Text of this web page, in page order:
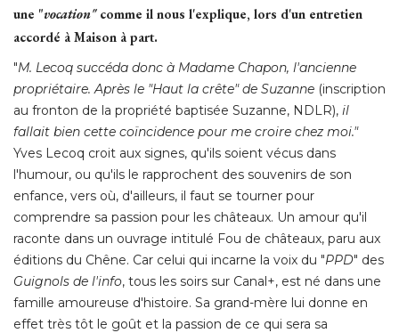
une "vocation"comme il nous l'explique, lors d'un entretien
accordé à Maison à part.
"M. Lecoq succéda donc à Madame Chapon, l'ancienne
propriétaire. Après le "Haut la crête" de Suzanne (inscription
au fronton de la propriété baptisée Suzanne, NDLR), il
fallait bien cette coïncidence pour me croire chez moi."
Yves Lecoq croit aux signes, qu'ils soient vécus dans
l'humour, ou qu'ils le rapprochent des souvenirs de son
enfance, vers où, d'ailleurs, il faut se tourner pour
comprendre sa passion pour les châteaux. Un amour qu'il
raconte dans un ouvrage intitulé Fou de châteaux, paru aux
éditions du Chêne. Car celui qui incarne la voix du "PPD" des
Guignols de l'info, tous les soirs sur Canal+, est né dans une
famille amoureuse d'histoire. Sa grand-mère lui donne en
effet très tôt le goût et la passion de ce qui sera sa